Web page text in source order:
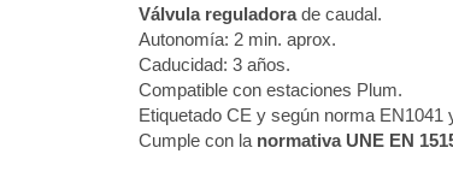
Válvula reguladorade caudal.
Autonomía: 2 min. aprox.
Caducidad: 3 años.
Compatible con estaciones Plum.
Etiquetado CE y según norma EN1041
Cumple con la normativa UNE EN